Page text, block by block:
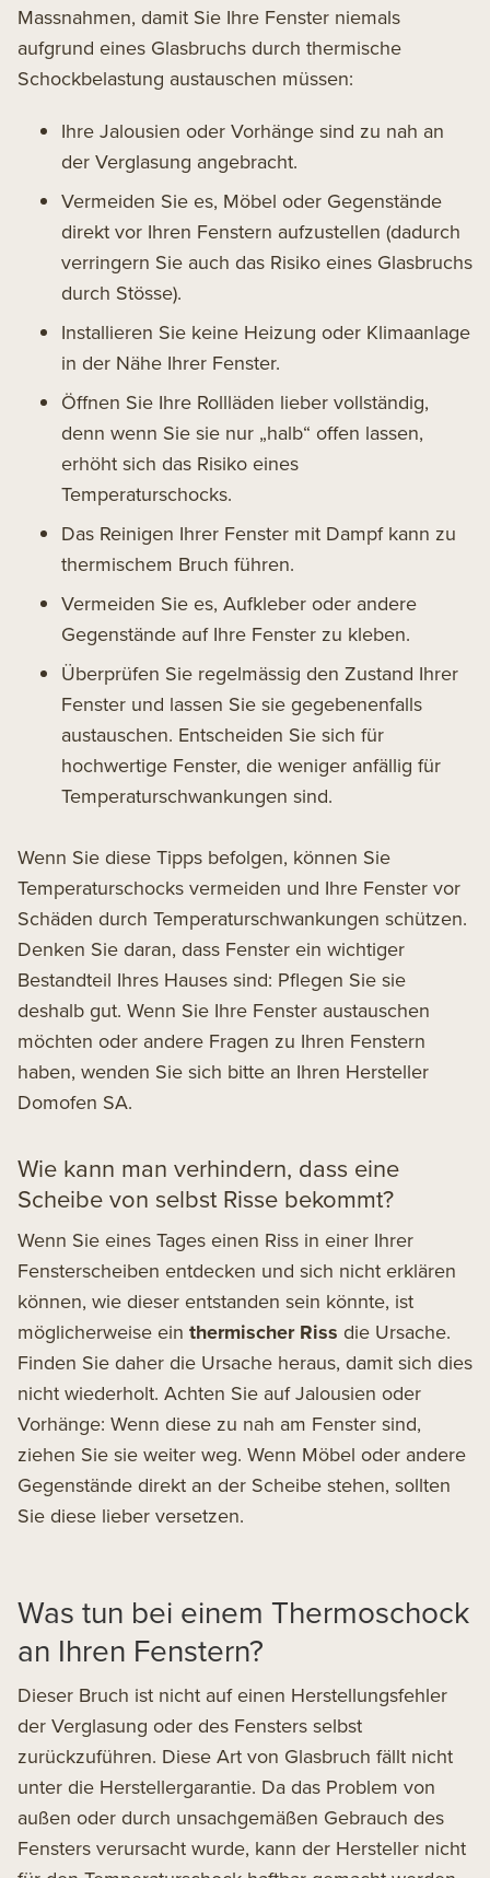
Massnahmen, damit Sie Ihre Fenster niemals
aufgrund eines Glasbruchs durch thermische
Schockbelastung austauschen müssen:
Ihre Jalousien oder Vorhänge sind zu nah an
der Verglasung angebracht.
Vermeiden Sie es, Möbel oder Gegenstände
direkt vor Ihren Fenstern aufzustellen (dadurch
verringern Sie auch das Risiko eines Glasbruchs
durch Stösse).
Installieren Sie keine Heizung oder Klimaanlage
in der Nähe Ihrer Fenster.
Öffnen Sie Ihre Rollläden lieber vollständig,
denn wenn Sie sie nur „halb“ offen lassen,
erhöht sich das Risiko eines
Temperaturschocks.
Das Reinigen Ihrer Fenster mit Dampf kann zu
thermischem Bruch führen.
Vermeiden Sie es, Aufkleber oder andere
Gegenstände auf Ihre Fenster zu kleben.
Überprüfen Sie regelmässig den Zustand Ihrer
Fenster und lassen Sie sie gegebenenfalls
austauschen. Entscheiden Sie sich für
hochwertige Fenster, die weniger anfällig für
Temperaturschwankungen sind.
Wenn Sie diese Tipps befolgen, können Sie
Temperaturschocks vermeiden und Ihre Fenster vor
Schäden durch Temperaturschwankungen schützen.
Denken Sie daran, dass Fenster ein wichtiger
Bestandteil Ihres Hauses sind: Pflegen Sie sie
deshalb gut. Wenn Sie Ihre Fenster austauschen
möchten oder andere Fragen zu Ihren Fenstern
haben, wenden Sie sich bitte an Ihren Hersteller
Domofen SA.
Wie kann man verhindern, dass eine
Scheibe von selbst Risse bekommt?
Wenn Sie eines Tages einen Riss in einer Ihrer
Fensterscheiben entdecken und sich nicht erklären
können, wie dieser entstanden sein könnte, ist
möglicherweise ein thermischer Riss die Ursache.
Finden Sie daher die Ursache heraus, damit sich dies
nicht wiederholt. Achten Sie auf Jalousien oder
Vorhänge: Wenn diese zu nah am Fenster sind,
ziehen Sie sie weiter weg. Wenn Möbel oder andere
Gegenstände direkt an der Scheibe stehen, sollten
Sie diese lieber versetzen.
Was tun bei einem Thermoschock
an Ihren Fenstern?
Dieser Bruch ist nicht auf einen Herstellungsfehler
der Verglasung oder des Fensters selbst
zurückzuführen. Diese Art von Glasbruch fällt nicht
unter die Herstellergarantie. Da das Problem von
außen oder durch unsachgemäßen Gebrauch des
Fensters verursacht wurde, kann der Hersteller nicht